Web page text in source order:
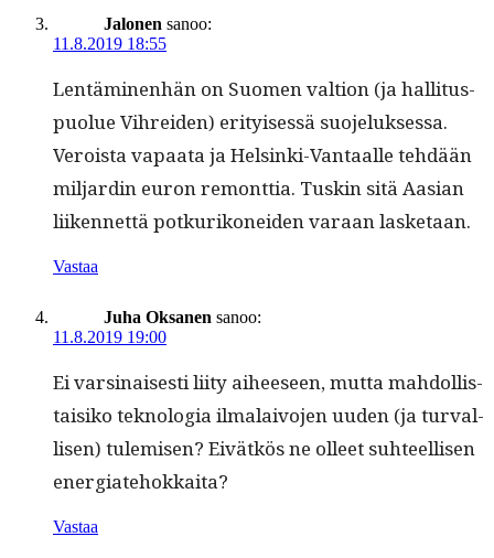
Jalonen sanoo:
11.8.2019 18:55
Lentämi­nen­hän on Suomen val­tion (ja hal­li­tus­
puolue Vihrei­den) eri­tyisessä suo­jeluk­ses­sa.
Veroista vapaa­ta ja Helsin­ki-Van­taalle tehdään
mil­jardin euron remont­tia. Tuskin sitä Aasian
liiken­net­tä potkurikonei­den varaan lasketaan.
Vastaa
Juha Oksanen sanoo:
11.8.2019 19:00
Ei varsi­nais­es­ti liity aiheeseen, mut­ta mah­dol­lis­
taisiko teknolo­gia ilmalaivo­jen uuden (ja tur­val­
lisen) tulemisen? Eivätkös ne olleet suh­teel­lisen
energiatehokkaita?
Vastaa